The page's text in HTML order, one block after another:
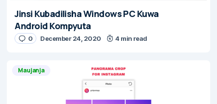
Jinsi Kubadilisha Windows PC Kuwa
Android Kompyuta
0 December 24, 2020 4 min read
Maujanja